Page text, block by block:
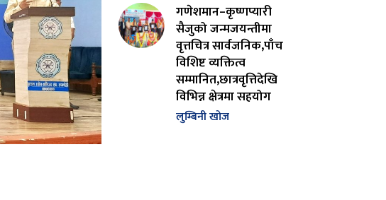
गणेशमान–कृष्णप्यारी
सैजुको जन्मजयन्तीमा
वृत्तचित्र सार्वजनिक,पाँच
विशिष्ट व्यक्तित्व
सम्मानित,छात्रवृत्तिदेखि
विभिन्न क्षेत्रमा सहयोग
लुम्बिनी खोज